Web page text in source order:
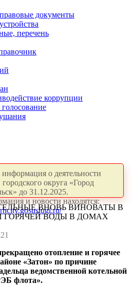
документы
перечень
коррупции
информация о деятельности
округа «Город
до 31.12.2025.
и новости находятся:
ВНОВЬ ВИНОВАТЫ В
ГОРЯЧЕЙ ВОДЫ В ДОМАХ
отопление и горячее
«Затон» по причине
ведомственной котельной
флота».